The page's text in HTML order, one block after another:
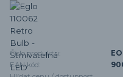
Číslo produktu:
EAN kód: